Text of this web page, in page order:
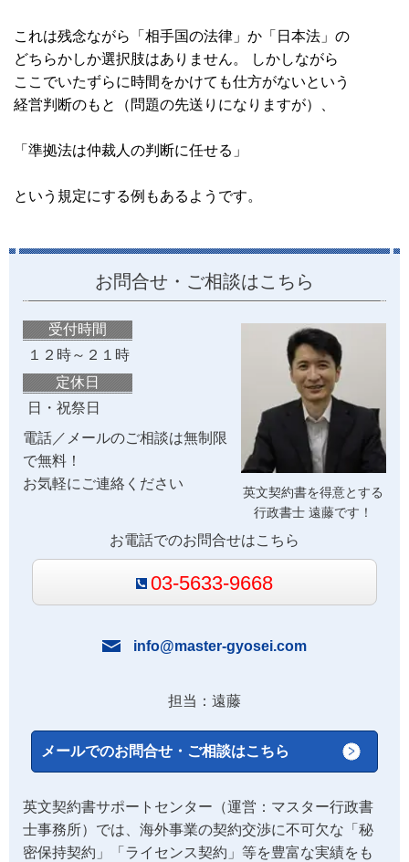
これは残念ながら「相手国の法律」か「日本法」の
どちらかしか選択肢はありません。 しかしながら
ここでいたずらに時間をかけても仕方がないという
経営判断のもと（問題の先送りになりますが）、
「準拠法は仲裁人の判断に任せる」
という規定にする例もあるようです。
お問合せ・ご相談はこちら
英文契約書を得意とする
行政書士 遠藤です！
受付時間
１２時～２１時
定休日
日・祝祭日
電話／メールのご相談は無制限
で無料！
お気軽にご連絡ください
お電話でのお問合せはこちら
03-5633-9668
info@master-gyosei.com
担当：遠藤
メールでのお問合せ・ご相談はこちら
英文契約書サポートセンター（運営：マスター行政書
士事務所）では、海外事業の契約交渉に不可欠な「秘
密保持契約」「ライセンス契約」等を豊富な実績をも